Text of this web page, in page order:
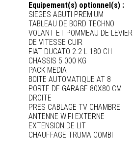
Equipement(s) optionnel(s) :
SIEGES AGUTI PREMIUM
TABLEAU DE BORD TECHNO
VOLANT ET POMMEAU DE LEVIER
DE VITESSE CUIR
FIAT DUCATO 2.2 L 180 CH
CHASSIS 5 000 KG
PACK MEDIA
BOITE AUTOMATIQUE AT 8
PORTE DE GARAGE 80X80 CM
DROITE
PRES CABLAGE TV CHAMBRE
ANTENNE WIFI EXTERNE
EXTENSION DE LIT
CHAUFFAGE TRUMA COMBI